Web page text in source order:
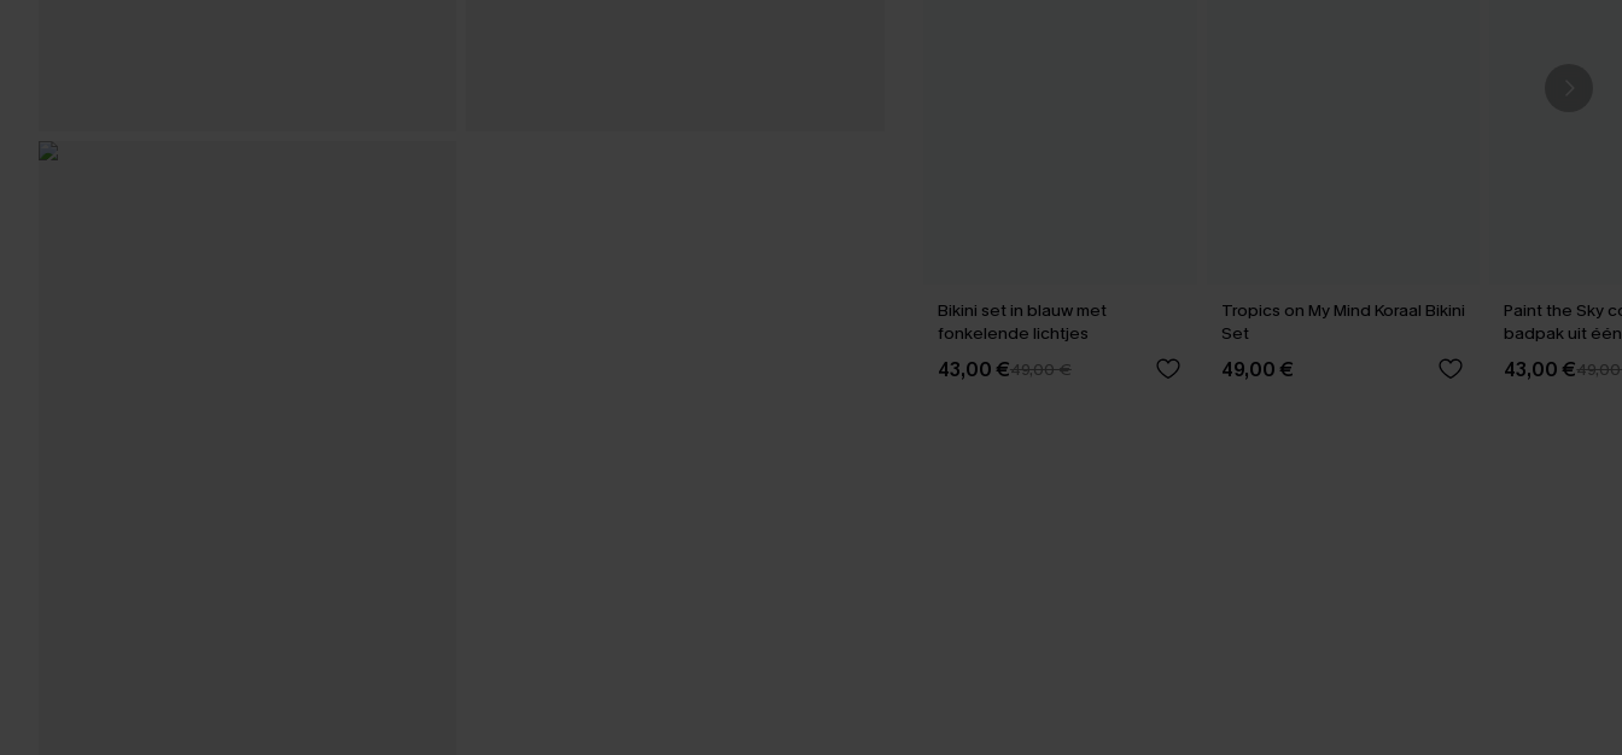
Bikini set in blauw met
fonkelende lichtjes
43,00 €49,00 €
Tropics on My Mind Koraal Bikini
Set
49,00 €
Paint the Sky
badpak uit
buikcontrole
43,00 €